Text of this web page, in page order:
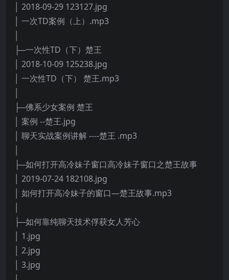
│ 2018-09-29 123127.jpg
│ 一次TD案例（上）.mp3
├─一次性TD（下）楚王
│ 2018-10-09 125238.jpg
│ 一次性TD（下） 楚王.mp3
├─佛系少女案例 楚王
│ 案例 --楚王.jpg
│ 聊天实战案例讲解 ----楚王 .mp3
├─如何打开高冷妹子窗口高冷妹子窗口之楚王故事
│ 2019-07-24 182108.jpg
│ 如何打开高冷妹子的窗口—楚王故事.mp3
├─如何靠纯聊天技术俘获女人芳心
│ 1.jpg
│ 2.jpg
│ 3.jpg